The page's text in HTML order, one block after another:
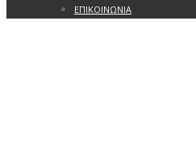
ΕΠΙΚΟΙΝΩΝΙΑ